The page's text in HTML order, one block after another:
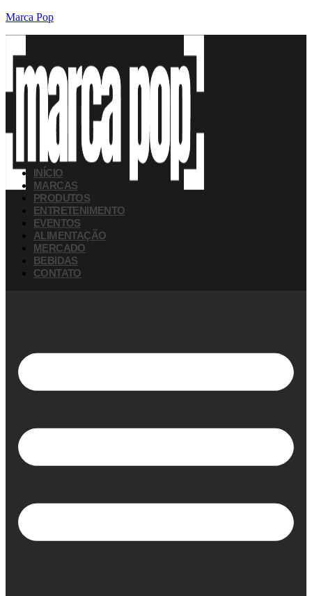
Marca Pop
INÍCIO
MARCAS
PRODUTOS
ENTRETENIMENTO
EVENTOS
ALIMENTAÇÃO
MERCADO
BEBIDAS
CONTATO